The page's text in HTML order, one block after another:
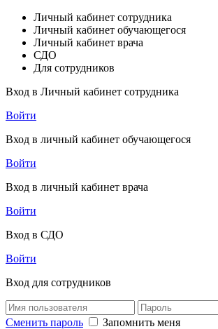
Личный кабинет сотрудника
Личный кабинет обучающегося
Личный кабинет врача
СДО
Для сотрудников
Вход в Личный кабинет сотрудника
Войти
Вход в личный кабинет обучающегося
Войти
Вход в личный кабинет врача
Войти
Вход в СДО
Войти
Вход для сотрудников
Сменить пароль Запомнить меня